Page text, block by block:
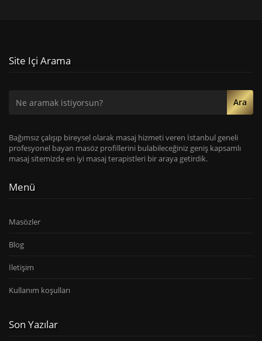
Site Içi Arama
Ara
Bağımsız çalışıp bireysel olarak masaj hizmeti veren İstanbul geneli
profesyonel bayan masöz profillerini bulabileceğiniz geniş kapsamlı
masaj sitemizde en iyi masaj terapistleri bir araya getirdik.
Menü
Masözler
Blog
İletişim
Kullanım koşulları
Son Yazılar